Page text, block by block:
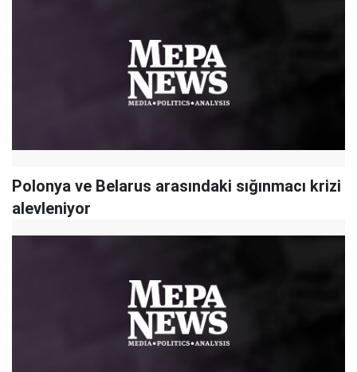
Polonya ve Belarus arasındaki sığınmacı krizi
alevleniyor